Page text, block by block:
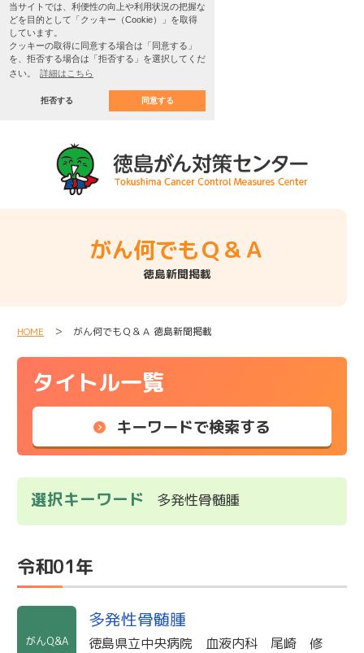
当サイトでは、利便性の向上や利用状況の把握な
どを目的として「クッキー（Cookie）」を取得
しています。
クッキーの取得に同意する場合は「同意する」
を、拒否する場合は「拒否する」を選択してくだ
さい。
詳細はこちら
拒否する 同意する
がん何でもＱ＆Ａ
徳島新聞掲載
HOME ＞ がん何でもＱ＆Ａ 徳島新聞掲載
タイトル一覧
キーワードで検索する
選択キーワード 多発性骨髄腫
令和01年
がんQ&A
多発性骨髄腫
徳島県立中央病院 血液内科 尾崎 修